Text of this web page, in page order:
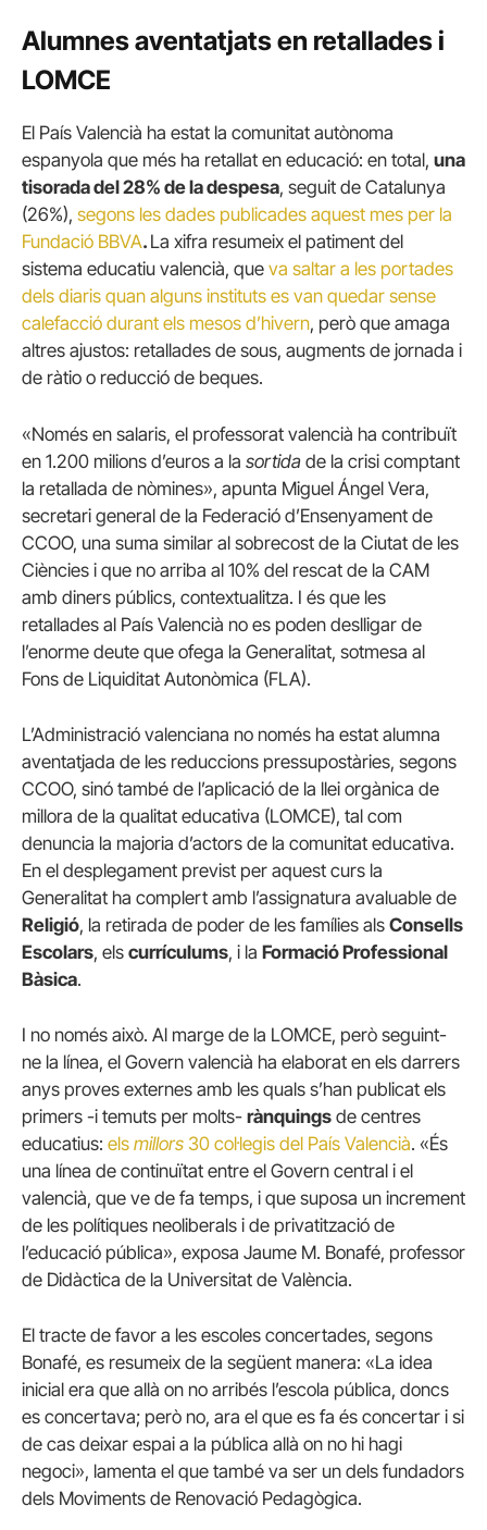
Alumnes aventatjats en retallades i
LOMCE
El País Valencià ha estat la comunitat autònoma
espanyola que més ha retallat en educació: en total, una
tisorada del 28% de la despesa, seguit de Catalunya
(26%), segons les dades publicades aquest mes per la
Fundació BBVA. La xifra resumeix el patiment del
sistema educatiu valencià, que va saltar a les portades
dels diaris quan alguns instituts es van quedar sense
calefacció durant els mesos d’hivern, però que amaga
altres ajustos: retallades de sous, augments de jornada i
de ràtio o reducció de beques.
«Només en salaris, el professorat valencià ha contribuït
en 1.200 milions d’euros a la sortida de la crisi comptant
la retallada de nòmines», apunta Miguel Ángel Vera,
secretari general de la Federació d’Ensenyament de
CCOO, una suma similar al sobrecost de la Ciutat de les
Ciències i que no arriba al 10% del rescat de la CAM
amb diners públics, contextualitza. I és que les
retallades al País Valencià no es poden deslligar de
l’enorme deute que ofega la Generalitat, sotmesa al
Fons de Liquiditat Autonòmica (FLA).
L’Administració valenciana no només ha estat alumna
aventatjada de les reduccions pressupostàries, segons
CCOO, sinó també de l’aplicació de la llei orgànica de
millora de la qualitat educativa (LOMCE), tal com
denuncia la majoria d’actors de la comunitat educativa.
En el desplegament previst per aquest curs la
Generalitat ha complert amb l’assignatura avaluable de
Religió, la retirada de poder de les famílies als Consells
Escolars, els currículums, i la Formació Professional
Bàsica.
I no només això. Al marge de la LOMCE, però seguint-
ne la línea, el Govern valencià ha elaborat en els darrers
anys proves externes amb les quals s’han publicat els
primers -i temuts per molts- rànquings de centres
educatius: els millors 30 col·legis del País Valencià. «És
una línea de continuïtat entre el Govern central i el
valencià, que ve de fa temps, i que suposa un increment
de les polítiques neoliberals i de privatització de
l’educació pública», exposa Jaume M. Bonafé, professor
de Didàctica de la Universitat de València.
El tracte de favor a les escoles concertades, segons
Bonafé, es resumeix de la següent manera: «La idea
inicial era que allà on no arribés l’escola pública, doncs
es concertava; però no, ara el que es fa és concertar i si
de cas deixar espai a la pública allà on no hi hagi
negoci», lamenta el que també va ser un dels fundadors
dels Moviments de Renovació Pedagògica.